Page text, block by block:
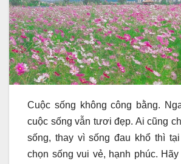
Cuộc sống không công bằng.
cuộc sống vẫn tươi đẹp. Ai cũng
sống, thay vì sống đau khổ thì
chọn sống vui vẻ, hạnh phúc.